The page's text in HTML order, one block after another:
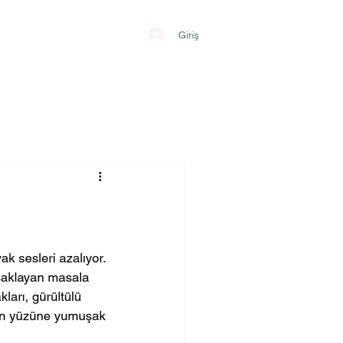
Giriş
sesleri azalıyor.
masala
gürültülü
yüzüne yumuşak